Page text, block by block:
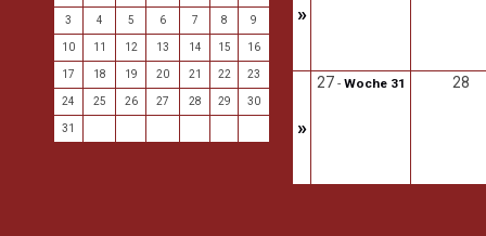
3 4 5 6 7 8 9
10 11 12 13 14 15 16
17 18 19 20 21 22 23
24 25 26 27 28 29 30
31
»
»
27- Woche 31 28